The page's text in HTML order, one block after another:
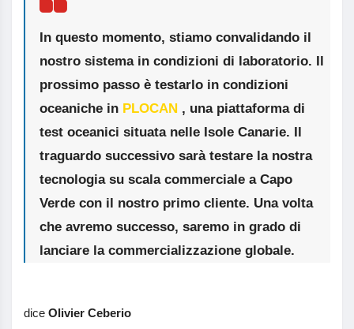
In questo momento, stiamo convalidando il
nostro sistema in condizioni di laboratorio. Il
prossimo passo è testarlo in condizioni
oceaniche in PLOCAN , una piattaforma di
test oceanici situata nelle Isole Canarie. Il
traguardo successivo sarà testare la nostra
tecnologia su scala commerciale a Capo
Verde con il nostro primo cliente. Una volta
che avremo successo, saremo in grado di
lanciare la commercializzazione globale.
dice Olivier Ceberio